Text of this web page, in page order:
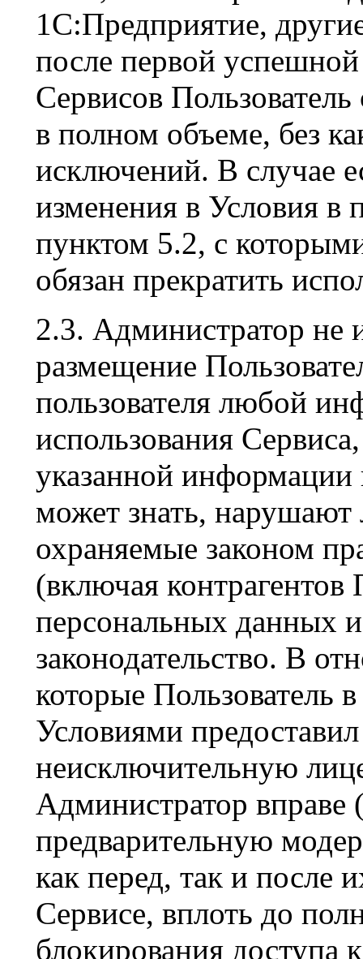
1С:Предприятие,
после первой
Сервисов
в полном объеме, без
исключений. В случае
изменения в Условия в
пунктом 5.2, с
обязан прекратить
2.3. Администратор не
размещение
пользователя любой
использования
указанной информации
может знать, нарушают
охраняемые законом
(включая контрагентов
персональных данных
законодательство. В
которые Пользователь
Условиями
неисключительную
Администратор вправе
предварительную
как перед, так и после
Сервисе, вплоть до
блокирования доступа